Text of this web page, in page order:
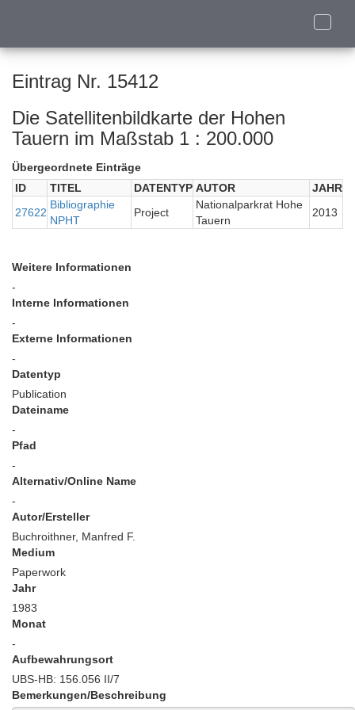
Toggle
Eintrag Nr. 15412
Die Satellitenbildkarte der Hohen
Tauern im Maßstab 1 : 200.000
Übergeordnete Einträge
ID
TITEL DATENTYP AUTOR
JAHR
27622
Bibliographie
NPHT
Project
Nationalparkrat Hohe
Tauern
2013
Weitere Informationen
-
Interne Informationen
-
Externe Informationen
-
Datentyp
Publication
Dateiname
-
Pfad
-
Alternativ/Online Name
-
Autor/Ersteller
Buchroithner, Manfred F.
Medium
Paperwork
Jahr
1983
Monat
-
Aufbewahrungsort
UBS-HB: 156.056 II/7
Bemerkungen/Beschreibung